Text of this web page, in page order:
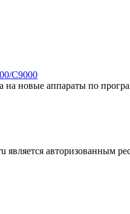
C9000
новые аппараты по
является авторизованным